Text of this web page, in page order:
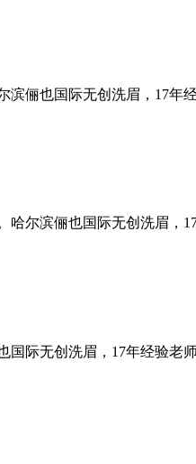
俪也国际无创洗眉，17
尔滨俪也国际无创洗眉，
际无创洗眉，17年经验